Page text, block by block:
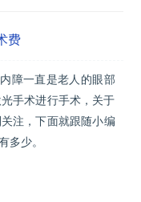
费
障一直是老人的眼部
手术进行手术，关于
注，下面就跟随小编
多少。